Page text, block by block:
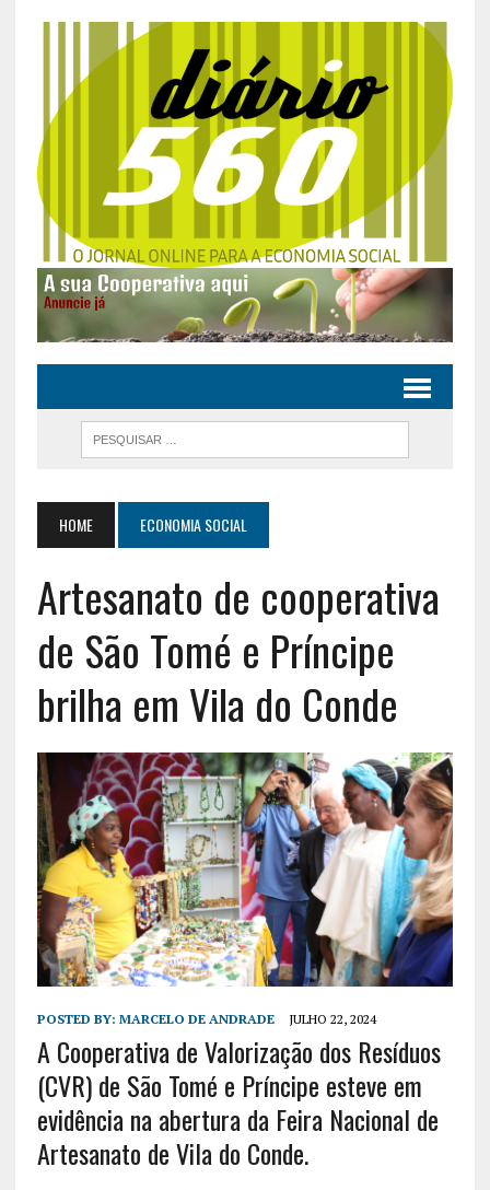
HOME ECONOMIA SOCIAL
Artesanato de cooperativa
de São Tomé e Príncipe
brilha em Vila do Conde
POSTED BY: MARCELO DE ANDRADE JULHO 22, 2024
A Cooperativa de Valorização dos Resíduos
(CVR) de São Tomé e Príncipe esteve em
evidência na abertura da Feira Nacional de
Artesanato de Vila do Conde.